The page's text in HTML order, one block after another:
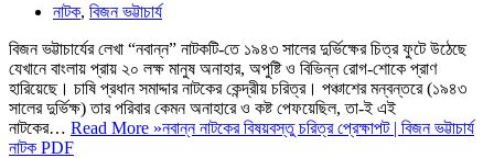
নাটক, বিজন ভট্টাচার্য
বিজন ভট্টাচার্যের লেখা “নবান্ন” নাটকটি-তে ১৯৪৩ সালের দুর্ভিক্ষের চিত্র ফুটে উঠেছে
যেখানে বাংলায় প্রায় ২০ লক্ষ মানুষ অনাহার, অপুষ্টি ও বিভিন্ন রোগ-শোকে প্রাণ
হারিয়েছে। চাষি প্রধান সমাদ্দার নাটকের কেন্দ্রীয় চরিত্র। পঞ্চাশের মন্বন্তরে (১৯৪৩
সালের দুর্ভিক্ষ) তার পরিবার কেমন অনাহারে ও কষ্ট পেফয়েছিল, তা-ই এই
নাটকের… Read More »নবান্ন নাটকের বিষয়বস্তু চরিত্র প্রেক্ষাপট | বিজন ভট্টাচার্য
নাটক PDF